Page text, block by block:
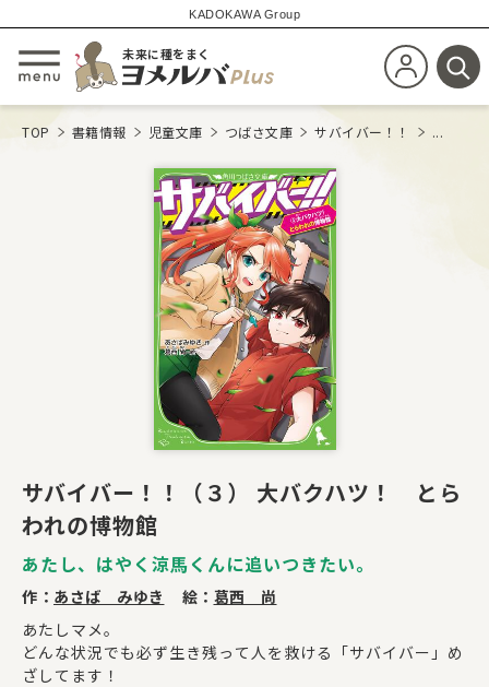
KADOKAWA Group
メニューを開閉する
未来に種をまく
新規会員登
検
TOP 書籍情報 児童文庫 つばさ文庫 サバイバー！！ ...
サバイバー！！（３） 大バクハツ！ とら
われの博物館
あたし、はやく涼馬くんに追いつきたい。
作： あさば みゆき 絵： 葛西 尚
あたしマメ。
どんな状況でも必ず生き残って人を救ける「サバイバー」め
ざしてます！